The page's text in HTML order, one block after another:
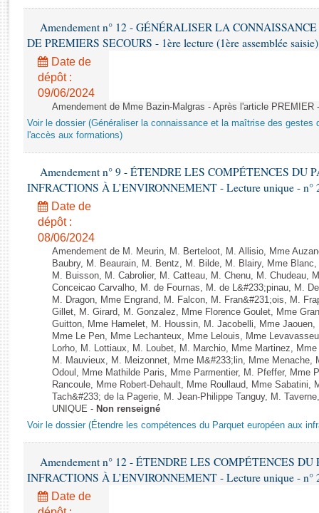
Rapports sur l'application des lois
Baromètre de l’application des lois
Dossiers législatifs
Questions écrites et orales
Amendement n° 12 - GÉNÉRALISER LA
DE PREMIERS SECOURS - 1ère lecture (1ère assemblée
Date de
dépôt :
09/06/2024
Amendement de Mme Bazin-Malgras - Après l'article PREMIER
Voir le dossier (Généraliser la connaissance et la maîtrise des gestes
l'accès aux formations)
Amendement n° 9 - ÉTENDRE LES COMPÉTENCES DU
INFRACTIONS À L’ENVIRONNEMENT - Lecture unique - n°
Date de
dépôt :
08/06/2024
Amendement de M. Meurin, M. Berteloot, M. Allisio, Mme
Baubry, M. Beaurain, M. Bentz, M. Bilde, M. Blairy, Mme
M. Buisson, M. Cabrolier, M. Catteau, M. Chenu, M. Chudeau,
Conceicao Carvalho, M. de Fournas, M. de L&#233;pinau, M.
M. Dragon, Mme Engrand, M. Falcon, M. Fran&#231;ois, M.
Gillet, M. Girard, M. Gonzalez, Mme Florence Goulet, Mme
Guitton, Mme Hamelet, M. Houssin, M. Jacobelli, Mme
Mme Le Pen, Mme Lechanteux, Mme Lelouis, Mme
Lorho, M. Lottiaux, M. Loubet, M. Marchio, Mme Martinez,
M. Mauvieux, M. Meizonnet, Mme M&#233;lin, Mme Menache,
Odoul, Mme Mathilde Paris, Mme Parmentier, M. Pfeffer, Mme
Rancoule, Mme Robert-Dehault, Mme Roullaud, Mme
Tach&#233; de la Pagerie, M. Jean-Philippe Tanguy, M.
UNIQUE - Non renseigné
Voir le dossier (Étendre les compétences du Parquet européen aux
Amendement n° 12 - ÉTENDRE LES COMPÉTENCES
INFRACTIONS À L’ENVIRONNEMENT - Lecture unique - n°
Date de